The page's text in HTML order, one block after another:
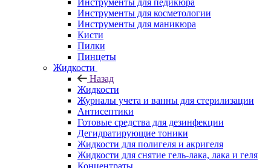
Инструменты для педикюра
Инструменты для косметологии
Инструменты для маникюра
Кисти
Пилки
Пинцеты
Жидкости
Назад
Жидкости
Журналы учета и ванны для стерилизации
Антисептики
Готовые средства для дезинфекции
Дегидратирующие тоники
Жидкости для полигеля и акригеля
Жидкости для снятие гель-лака, лака и геля
Концентраты